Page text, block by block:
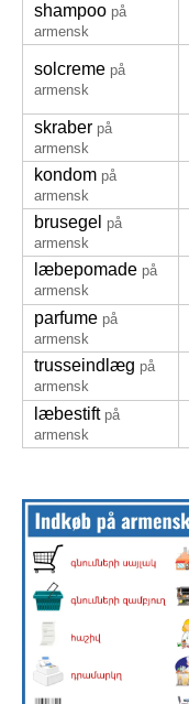
shampoo på
armensk
solcreme på
armensk
skraber på
armensk
kondom på
armensk
brusegel på
armensk
læbepomade på
armensk
parfume på
armensk
trusseindlæg på
armensk
læbestift på
armensk